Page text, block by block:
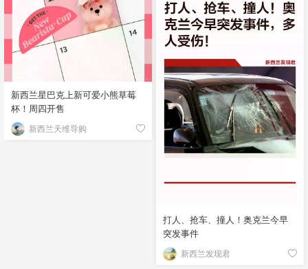
新西兰星巴克上新可爱小熊草莓
杯！周四开售
新西兰天维导购
打人、抢车、撞人！奥克兰今早
突发事件
新西兰发现君